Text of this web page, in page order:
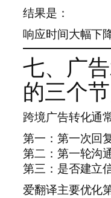
结果是：
响应时间大幅下降
七、广
的三个
跨境广告转化通
第一：第一次回
第二：第一轮沟
第三：是否建立
爱翻译主要优化